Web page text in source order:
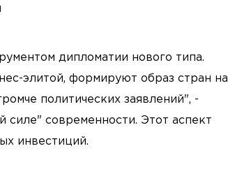
дипломатии нового типа.
элитой, формируют образ стран на
политических заявлений", -
силе" современности. Этот аспект
инвестиций.